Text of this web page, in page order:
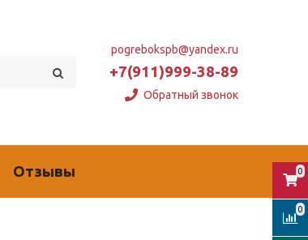
pogrebokspb@yandex.ru
+7(911)999-38-89
Обратный звонок
Отзывы 0
0